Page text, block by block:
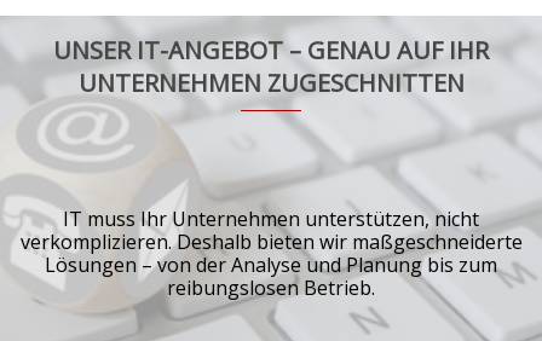
UNSER IT-ANGEBOT – GENAU AUF IHR
UNTERNEHMEN ZUGESCHNITTEN
IT muss Ihr Unternehmen unterstützen, nicht
verkomplizieren. Deshalb bieten wir maßgeschneiderte
Lösungen – von der Analyse und Planung bis zum
reibungslosen Betrieb.